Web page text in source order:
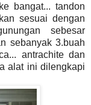
bangat... tandon
sesuai dengan
sebesar
sebanyak 3.buah
antrachite dan
alat ini dilengkapi